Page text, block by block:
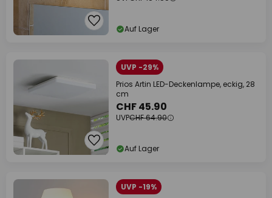
Auf Lager
UVP -29%
Prios Artin LED-Deckenlampe, eckig, 28
cm
CHF 45.90
UVPCHF 64.90
Auf Lager
UVP -19%